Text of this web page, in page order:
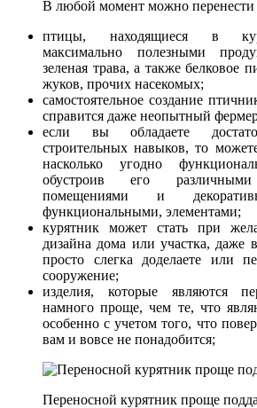
В любой момент можно перенести
птицы, находящиеся в
максимально полезными
зеленая трава, а также белковое
жуков, прочих насекомых;
самостоятельное создание
справится даже неопытный
если вы обладаете
строительных навыков, то
насколько угодно
обустроив его различными
помещениями и
функциональными, элементами;
курятник может стать при
дизайна дома или участка, даже
просто слегка доделаете или
сооружение;
изделия, которые являются
намного проще, чем те, что
особенно с учетом того, что
вам и вовсе не понадобится;
Переносной курятник проще